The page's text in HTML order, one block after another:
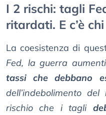
I 2 rischi: tagli
ritardati. E c’è
La coesistenza di
Fed, la guerra
tassi che debbano
dell’indebolimento
rischio che i tagli